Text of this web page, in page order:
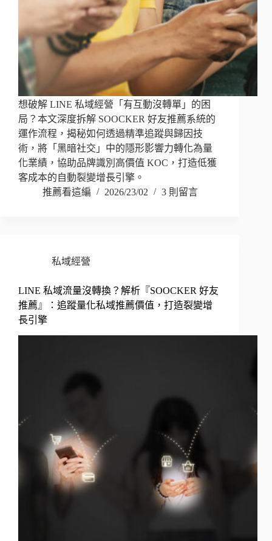
想破解 LINE 私域經營「有互動沒轉單」的困
局？本文深度拆解 SOOCKER 好友推薦系統的
運作流程，揭秘如何透過精準追蹤與歸因技
術，將「黑暗社交」中的隱形影響力轉化為量
化業績，協助品牌識別高價值 KOC，打造低獲
客成本的自動裂變增長引擎。
推薦看這編
2026/23/02 3 則留言
私域經營
LINE 私域流量沒轉換？解析『SOOCKER 好友
推薦』：追蹤量化私域推薦價值，打造裂變增
長引擎